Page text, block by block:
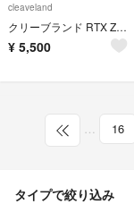
cleaveland
クリーブランド RTX Zipcore 46°
¥ 5,500
… 16
タイプで絞り込み